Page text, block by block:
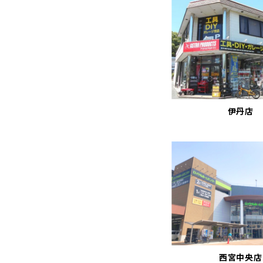
伊丹店
西宮中央店